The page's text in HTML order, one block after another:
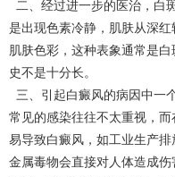
二、经过进一步的医治，白
是出现色素冷静，肌肤从深
肌肤色彩，这种表象通常是
史不是十分长。
三、引起白癜风的病因中一
常见的感染往往不太重视，
易导致白癜风，如工业生产
金属毒物会直接对人体造成